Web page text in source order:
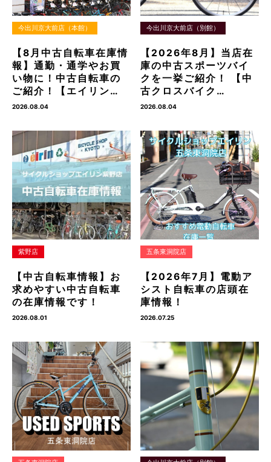
今出川京大前店（本館）
【8月中古自転車在庫情
報】通勤・通学やお買
い物に！中古自転車の
ご紹介！【エイリン…
2026.08.04
今出川京大前店（別館）
【2026年8月】当店在
庫の中古スポーツバイ
クを一挙ご紹介！ 【中
古クロスバイク…
2026.08.04
紫野店
【中古自転車情報】お
求めやすい中古自転車
の在庫情報です！
2026.08.01
五条東洞院店
【2026年7月】電動ア
シスト自転車の店頭在
庫情報！
2026.07.25